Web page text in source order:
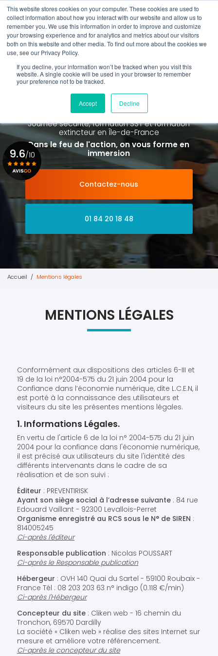
This website stores cookies on your computer. These cookies are used to
collect information about how you interact with our website and allow us to
remember you. We use this information in order to improve and customize
your browsing experience and for analytics and metrics about our visitors
both on this website and other media. To find out more about the cookies we
use, see our Privacy Policy.
If you decline, your information won’t be tracked when you visit this
website. A single cookie will be used in your browser to remember
your preference not to be tracked.
Accept Decline
Aller
au
contenu
principal
01 84 20 18 48
Rappel gratuit
Spécialiste de la formation SST et
de la Formation Incendie
à Paris La Défense depuis 2015
Journée sécurité, formation SST et formation
extincteuren Île-de-France
Dans le feu de l'action, on vous forme en
immersion
Contactez-nous
01 84 20 18 48
9.6/10
Voir le certificat
Accueil Mentions légales
MENTIONS LÉGALES
Conformément aux dispositions des articles 6-III et
19 de la loi n°2004-575 du 21 juin 2004 pour la
Confiance dans l’économie numérique, dite L.C.E.N, il
est porté à la connaissance des utilisateurs et
visiteurs du site les présentes mentions légales.
1. Informations Légales.
En vertu de l'article 6 de la loi n° 2004-575 du 21 juin
2004 pour la confiance dans l'économie numérique,
il est précisé aux utilisateurs du site l'identité des
différents intervenants dans le cadre de sa
réalisation et de son suivi :
Éditeur : PREVENTIRISK
Ayant son siège social à l’adresse suivante : 84 rue
Edouard Vaillant - 92300 Levallois-Perret
Organisme enregistré au RCS sous le N° de SIREN :
814005245
Ci-après l'éditeur
Responsable publication : Nicolas POUSSART
Ci-après le Responsable publication
Hébergeur : OVH 140 Quai du Sartel - 59100 Roubaix -
France Tél : 08 203 203 63 n° indigo (0.118 €/min)
Ci-après l'Hébergeur
Concepteur du site : Cliken web - 16 chemin du
Tronchon, 69570 Dardilly
La société « Cliken web » réalise des sites Internet sur
mesure et améliore votre référencement.
Ci-après le concepteur du site